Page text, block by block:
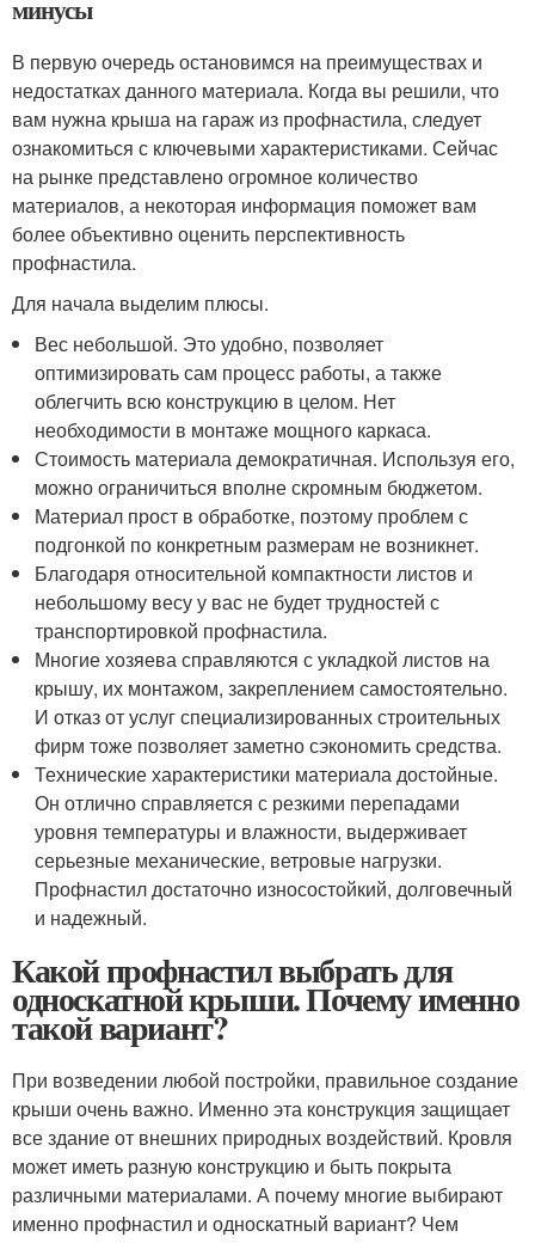
минусы
В первую очередь остановимся на преимуществах и
недостатках данного материала. Когда вы решили, что
вам нужна крыша на гараж из профнастила, следует
ознакомиться с ключевыми характеристиками. Сейчас
на рынке представлено огромное количество
материалов, а некоторая информация поможет вам
более объективно оценить перспективность
профнастила.
Для начала выделим плюсы.
Вес небольшой. Это удобно, позволяет
оптимизировать сам процесс работы, а также
облегчить всю конструкцию в целом. Нет
необходимости в монтаже мощного каркаса.
Стоимость материала демократичная. Используя его,
можно ограничиться вполне скромным бюджетом.
Материал прост в обработке, поэтому проблем с
подгонкой по конкретным размерам не возникнет.
Благодаря относительной компактности листов и
небольшому весу у вас не будет трудностей с
транспортировкой профнастила.
Многие хозяева справляются с укладкой листов на
крышу, их монтажом, закреплением самостоятельно.
И отказ от услуг специализированных строительных
фирм тоже позволяет заметно сэкономить средства.
Технические характеристики материала достойные.
Он отлично справляется с резкими перепадами
уровня температуры и влажности, выдерживает
серьезные механические, ветровые нагрузки.
Профнастил достаточно износостойкий, долговечный
и надежный.
Какой профнастил выбрать для
односкатной крыши. Почему именно
такой вариант?
При возведении любой постройки, правильное создание
крыши очень важно. Именно эта конструкция защищает
все здание от внешних природных воздействий. Кровля
может иметь разную конструкцию и быть покрыта
различными материалами. А почему многие выбирают
именно профнастил и односкатный вариант? Чем